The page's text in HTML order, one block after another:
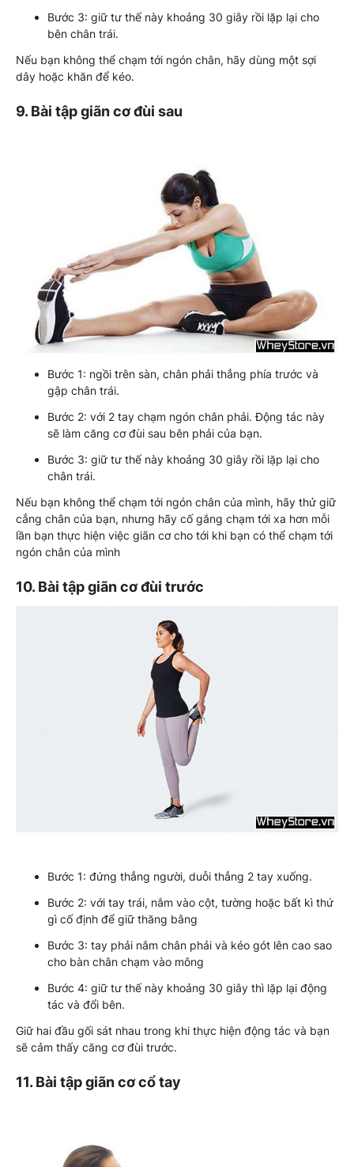
Bước 3: giữ tư thế này khoảng 30 giây rồi lặp lại cho
bên chân trái.
Nếu bạn không thể chạm tới ngón chân, hãy dùng một sợi
dây hoặc khăn để kéo.
9. Bài tập giãn cơ đùi sau
Bước 1: ngồi trên sàn, chân phải thẳng phía trước và
gập chân trái.
Bước 2: với 2 tay chạm ngón chân phải. Động tác này
sẽ làm căng cơ đùi sau bên phải của bạn.
Bước 3: giữ tư thế này khoảng 30 giây rồi lặp lại cho
chân trái.
Nếu bạn không thể chạm tới ngón chân của mình, hãy thử giữ
cẳng chân của bạn, nhưng hãy cố gắng chạm tới xa hơn mỗi
lần bạn thực hiện việc giãn cơ cho tới khi bạn có thể chạm tới
ngón chân của mình
10. Bài tập giãn cơ đùi trước
Bước 1: đứng thẳng người, duỗi thẳng 2 tay xuống.
Bước 2: với tay trái, nắm vào cột, tường hoặc bất kì thứ
gì cố định để giữ thăng bằng
Bước 3: tay phải nắm chân phải và kéo gót lên cao sao
cho bàn chân chạm vào mông
Bước 4: giữ tư thế này khoảng 30 giây thì lặp lại động
tác và đổi bên.
Giữ hai đầu gối sát nhau trong khi thực hiện động tác và bạn
sẽ cảm thấy căng cơ đùi trước.
11. Bài tập giãn cơ cổ tay